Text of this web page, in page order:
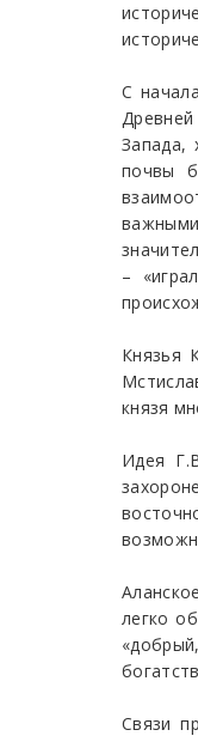
С
Запада,
почвы
–
Князья
князя
Идея
легко
Связи